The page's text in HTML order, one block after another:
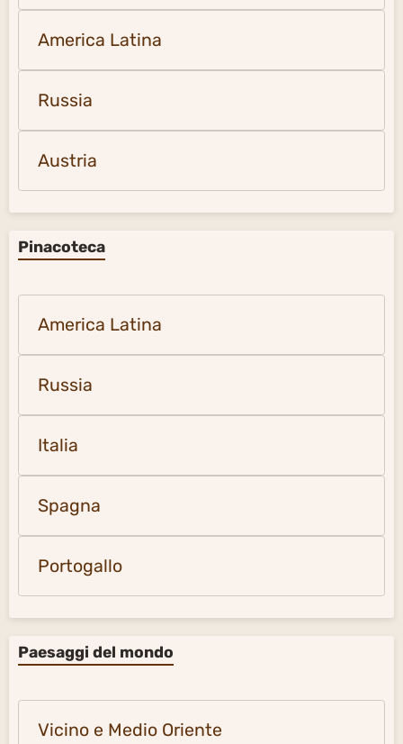
America Latina
Russia
Austria
Pinacoteca
America Latina
Russia
Italia
Spagna
Portogallo
Paesaggi del mondo
Vicino e Medio Oriente